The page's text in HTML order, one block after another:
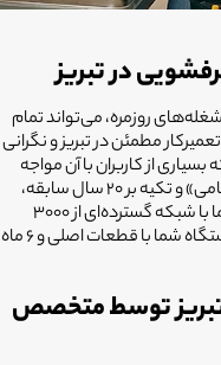
در تبریز
روزمره، می‌تواند تمام
مطمئن در تبریز و نگرانی
از کاربران با آن مواجه
هستند. فیکسا با همکاری «انتخاب سرویس حامی» و تکیه بر ۲۰ سال سابقه،
خدماتی استاندارد را در قلب تبریز ارائه می‌دهد. ما با شبکه گسترده‌ای از ۳۰۰۰
تکنسین استخدام‌شده، تضمین می‌کنیم که دستگاه شما با قطعات اصلی و ۶ ماه
تبریز توسط متخصص